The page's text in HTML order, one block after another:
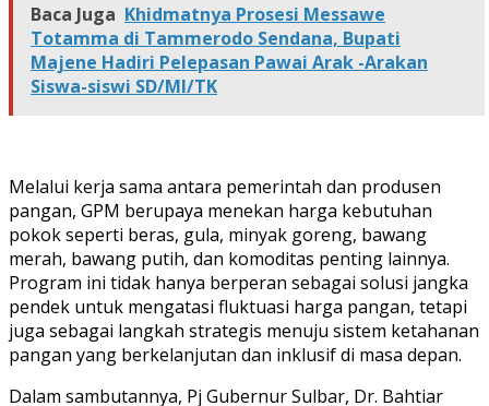
Baca Juga Khidmatnya Prosesi Messawe
Totamma di Tammerodo Sendana, Bupati
Majene Hadiri Pelepasan Pawai Arak -Arakan
Siswa-siswi SD/MI/TK
Melalui kerja sama antara pemerintah dan produsen
pangan, GPM berupaya menekan harga kebutuhan
pokok seperti beras, gula, minyak goreng, bawang
merah, bawang putih, dan komoditas penting lainnya.
Program ini tidak hanya berperan sebagai solusi jangka
pendek untuk mengatasi fluktuasi harga pangan, tetapi
juga sebagai langkah strategis menuju sistem ketahanan
pangan yang berkelanjutan dan inklusif di masa depan.
Dalam sambutannya, Pj Gubernur Sulbar, Dr. Bahtiar